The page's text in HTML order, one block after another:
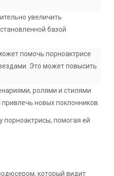
увеличить
базой
помочь порноактрисе
Это может повысить
ролями и стилями
новых поклонников.
порноактрисы, помогая ей
который видит